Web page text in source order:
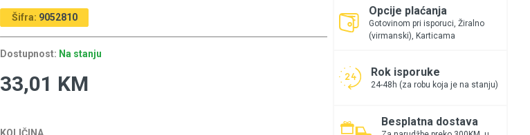
Šifra: 9052810
Dostupnost: Na stanju
33,01 KM
KOLIČINA
Opcije plaćanja
Gotovinom pri isporuci, Žiralno
(virmanski), Karticama
Rok isporuke
24-48h (za robu koja je na stanju)
Besplatna dostava